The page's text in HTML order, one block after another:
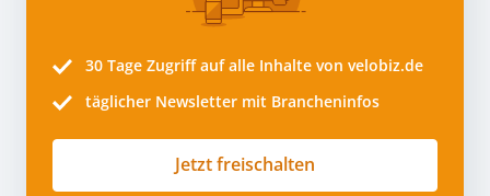
30 Tage Zugriff auf alle Inhalte von velobiz.de
täglicher Newsletter mit Brancheninfos
Jetzt freischalten